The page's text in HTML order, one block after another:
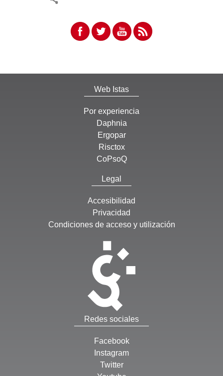
Web Istas
Por experiencia
Daphnia
Ergopar
Risctox
CoPsoQ
Legal
Accesibilidad
Privacidad
Condiciones de acceso y utilización
Redes sociales
Facebook
Instagram
Twitter